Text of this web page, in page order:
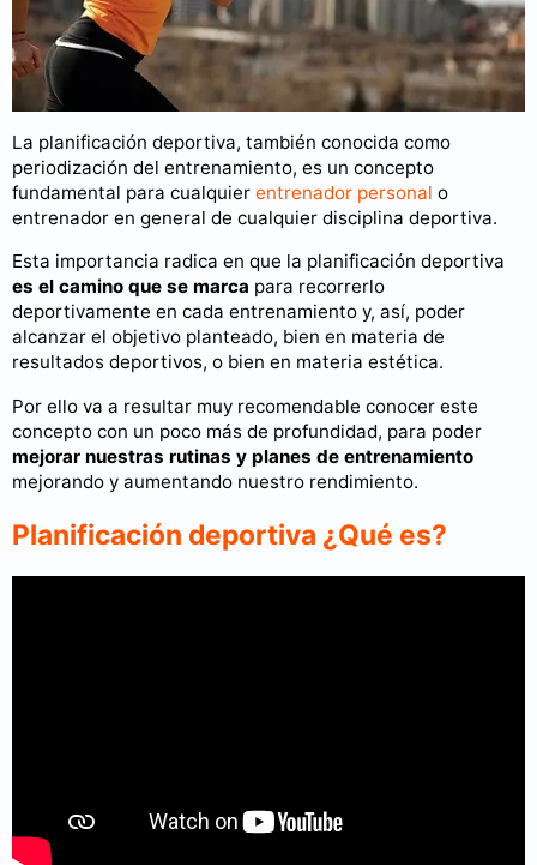
La planificación deportiva, también conocida como
periodización del entrenamiento, es un concepto
fundamental para cualquier entrenador personal o
entrenador en general de cualquier disciplina deportiva.
Esta importancia radica en que la planificación deportiva
es el camino que se marca para recorrerlo
deportivamente en cada entrenamiento y, así, poder
alcanzar el objetivo planteado, bien en materia de
resultados deportivos, o bien en materia estética.
Por ello va a resultar muy recomendable conocer este
concepto con un poco más de profundidad, para poder
mejorar nuestras rutinas y planes de entrenamiento
mejorando y aumentando nuestro rendimiento.
Planificación deportiva ¿Qué es?